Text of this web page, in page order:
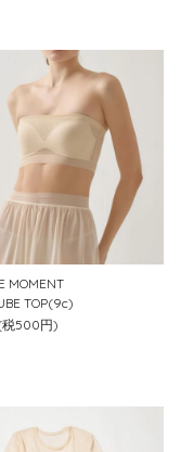
MOMENT
TOP(9c)
500円)